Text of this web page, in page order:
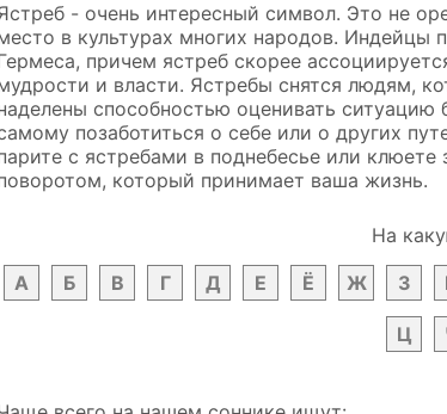
- очень интересный символ. Это не
в культурах многих народов. Индейцы
причем ястреб скорее
и власти. Ястребы снятся людям,
способностью оценивать ситуацию
позаботиться о себе или о других
с ястребами в поднебесье или
который принимает ваша жизнь.
На
А
Б В Г Д Е Ё Ж З
Ц